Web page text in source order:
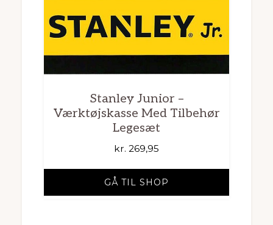
Stanley Junior –
Værktøjskasse Med Tilbehør
Legesæt
kr. 269,95
GÅ TIL SHOP